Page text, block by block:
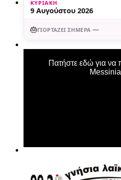
ΚΥΡΙΑΚΉ
9 Αυγούστου 2026
🎂ΓΙΟΡΤΆΖΕΙ ΣΉΜΕΡΑ —
Πατήστε εδώ για να